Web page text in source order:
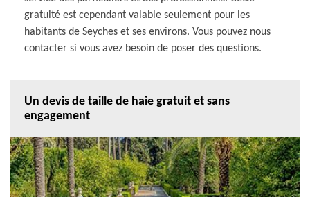
gratuité est cependant valable seulement pour les
habitants de Seyches et ses environs. Vous pouvez nous
contacter si vous avez besoin de poser des questions.
Un devis de taille de haie gratuit et sans
engagement